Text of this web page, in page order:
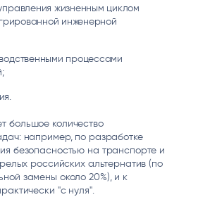
жизненным циклом
инженерной
процессами
большое количество
например, по разработке
безопасностью на транспорте и
российских альтернатив (по
замены около 20%), и к
"с нуля".